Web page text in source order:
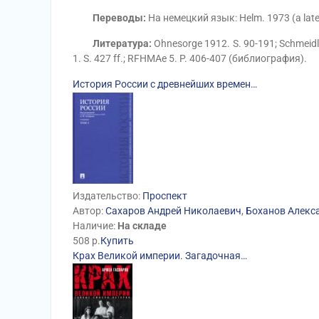
Переводы: На немецкий язык: Helm. 1973 (a
Литература: Ohnesorge 1912. S. 90-191;
1. S. 427 ff.; RFHMAe 5. P. 406-407 (библиография).
История России с древнейших времен…
Издательство: Проспект
Автор:Сахаров Андрей Николаевич, Боханов
Наличие: На складе
508 р.Купить
Крах Великой империи. Загадочная…